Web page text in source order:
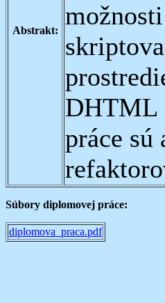
Abstrakt:
DHTML
práce sú
Súbory diplomovej práce:
diplomova_praca.pdf